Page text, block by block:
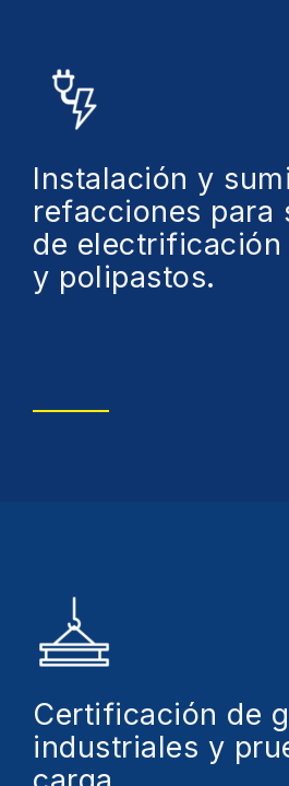
Instalación y
refacciones para
de electrificación
y polipastos.
Certificación de
industriales y